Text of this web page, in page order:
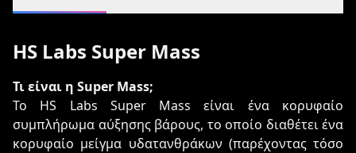
HS Labs Super Mass
Τι είναι η Super Mass;
Το HS Labs Super Mass είναι ένα κορυφαίο
συμπλήρωμα αύξησης βάρους, το οποίο διαθέτει ένα
κορυφαίο μείγμα υδατανθράκων (παρέχοντας τόσο